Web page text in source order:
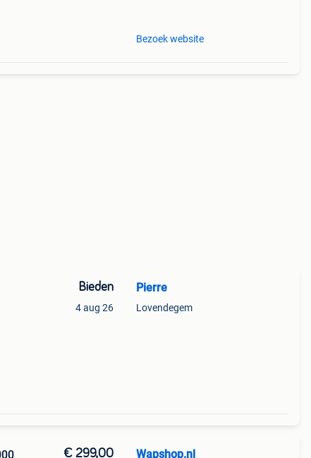
Bezoek website
Bieden
4 aug 26
Pierre
Lovendegem
€ 299,00 Wapshop.nl